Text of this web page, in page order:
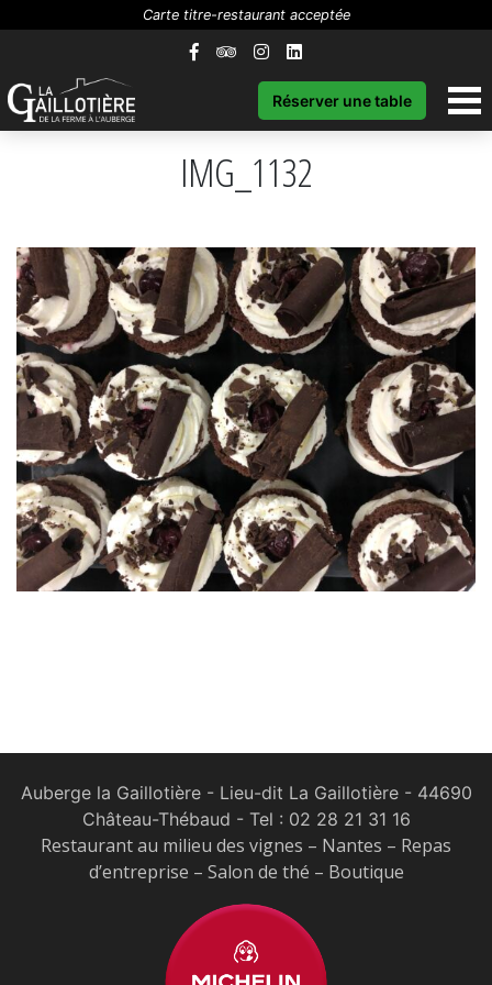
Carte titre-restaurant acceptée
Réserver une table
IMG_1132
Auberge la Gaillotière - Lieu-dit La Gaillotière - 44690
Château-Thébaud - Tel : 02 28 21 31 16
Restaurant au milieu des vignes – Nantes – Repas
d’entreprise – Salon de thé – Boutique